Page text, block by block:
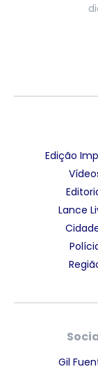
Edição
Lance
Gil